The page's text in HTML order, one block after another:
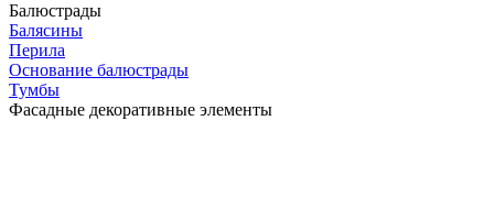
Балюстрады
Балясины
Перила
Основание балюстрады
Тумбы
Фасадные декоративные элементы